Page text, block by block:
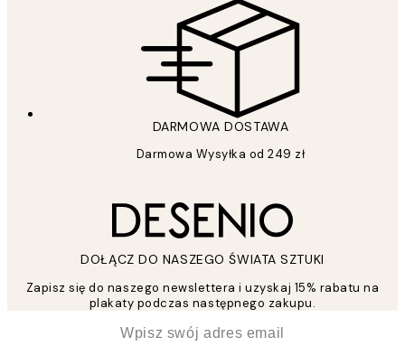
DARMOWA DOSTAWA
Darmowa Wysyłka od 249 zł
DOŁĄCZ DO NASZEGO ŚWIATA SZTUKI
Zapisz się do naszego newslettera i uzyskaj 15% rabatu na
plakaty podczas następnego zakupu.